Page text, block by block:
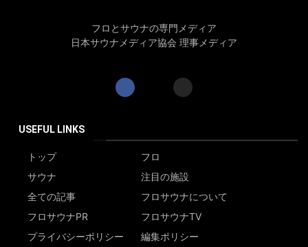
フロとサウナの専門メディア
日本サウナメディア協会 理事メディア
USEFUL LINKS
トップ
フロ
サウナ
注目の施設
全ての記事
フロサウナについて
フロサウナPR
フロサウナTV
プライバシーポリシー
編集ポリシー